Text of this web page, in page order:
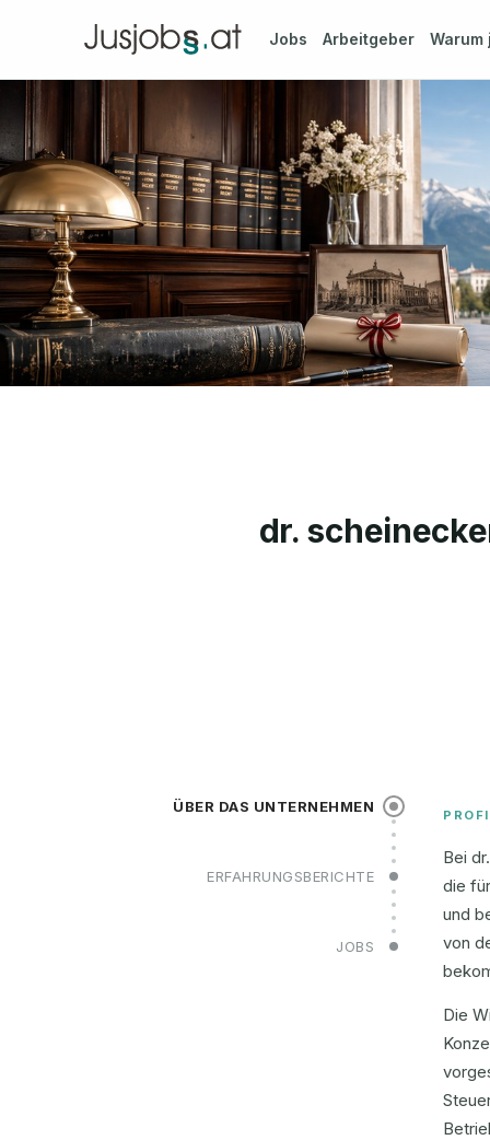
Jobs Arbeitgeber Warum
dr.
ÜBER DAS UNTERNEHMEN
ERFAHRUNGSBERICHTE
JOBS
Bei
die
und
von
Die